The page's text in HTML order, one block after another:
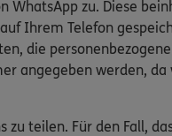
WhatsApp zu. Diese
Ihrem Telefon
die
angegeben werden, da
zu teilen. Für den Fall,